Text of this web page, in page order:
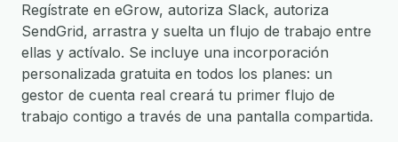
Regístrate en eGrow, autoriza Slack, autoriza
SendGrid, arrastra y suelta un flujo de trabajo entre
ellas y actívalo. Se incluye una incorporación
personalizada gratuita en todos los planes: un
gestor de cuenta real creará tu primer flujo de
trabajo contigo a través de una pantalla compartida.